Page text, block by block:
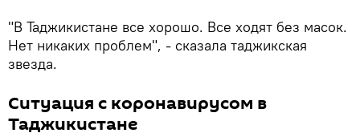
"В Таджикистане все хорошо. Все ходят без масок.
Нет никаких проблем", - сказала таджикская
звезда.
Ситуация с коронавирусом в
Таджикистане